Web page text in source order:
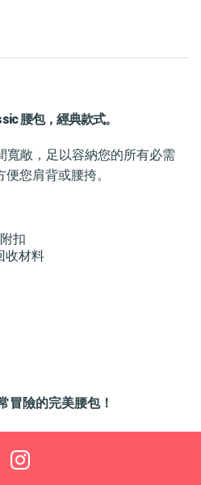
腰包，經典款式。
寬敞，足以容納您的所有必需
您肩背或腰挎。
扣
收材料
冒險的完美腰包！